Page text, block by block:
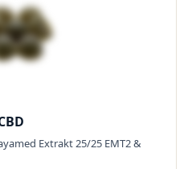
Extrakt 25/25 EMT2 &